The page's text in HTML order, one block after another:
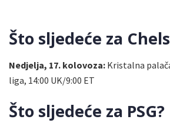
Što sljedeće za
Nedjelja, 17. kolovoza: Kristalna
liga, 14:00 UK/9:00 ET
Što sljedeće za PSG?